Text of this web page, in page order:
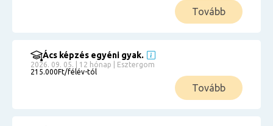
Tovább
Ács képzés egyéni gyak.
2026. 09. 05. | 12 hónap | Esztergom
215.000Ft/félév-tól
Tovább